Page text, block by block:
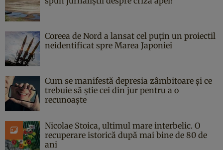
Coreea de Nord a lansat cel puțin un proiectil
neidentificat spre Marea Japoniei
Cum se manifestă depresia zâmbitoare și ce
trebuie să știe cei din jur pentru a o
recunoaște
Nicolae Stoica, ultimul mare interbelic. O
recuperare istorică după mai bine de 80 de
ani